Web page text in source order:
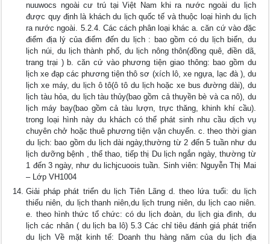
nuuwocs ngoài cư trú tại Việt Nam khi ra nước ngoài du lịch
được quy định là khách du lịch quốc tế và thuộc loại hình du lịch
ra nước ngoài. 5.2.4. Các cách phân loại khác a. căn cứ vào đặc
điểm địa lý của điểm đến du lịch : bao gồm có du lịch biển, du
lịch núi, du lịch thành phố, du lịch nông thôn(đồng quê, điền dã,
trang trại ) b. căn cứ vào phương tiện giao thông: bao gồm du
lịch xe đạp các phương tiện thô sơ (xích lô, xe ngựa, lạc đà ), du
lịch xe máy, du lịch ô tô(ô tô du lịch hoặc xe bus đường dài), du
lịch tàu hỏa, du lịch tàu thủy(bao gồm cả thuyền bè và ca nô), du
lịch máy bay(bao gồm cả tàu lượn, trực thăng, khinh khí cầu).
trong loại hình này du khách có thể phát sinh nhu cầu dịch vụ
chuyên chở hoặc thuê phương tiện vận chuyển. c. theo thời gian
du lịch: bao gồm du lịch dài ngày,thường từ 2 đến 5 tuần như du
lịch dưỡng bệnh , thể thao, tiếp thị Du lịch ngắn ngày, thường từ
1 đến 3 ngày, như du lichjcuoois tuần. Sinh viên: Nguyễn Thị Mai
– Lớp VH1004
Giải pháp phát triển du lịch Tiên Lãng d. theo lứa tuổi: du lịch
thiếu niên, du lịch thanh niên,du lịch trung niên, du lịch cao niên.
e. theo hình thức tổ chức: có du lịch đoàn, du lịch gia đình, du
lịch các nhân ( du lịch ba lô) 5.3 Các chỉ tiêu đánh giá phát triển
du lịch Về mặt kinh tế: Doanh thu hàng năm của du lịch địa